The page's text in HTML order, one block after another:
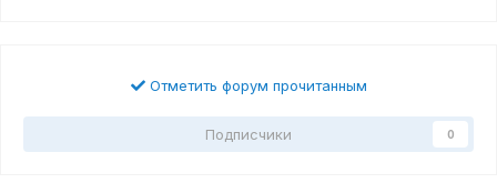
Отметить форум прочитанным
Подписчики 0